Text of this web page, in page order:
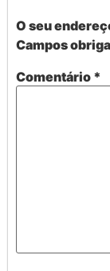
O seu
Campos
Comentário *